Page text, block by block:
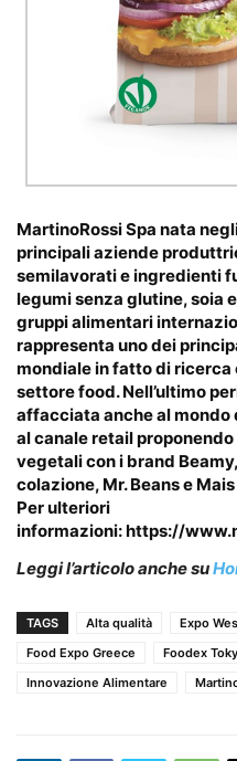
MartinoRossi Spa nata
principali aziende
semilavorati e ingredienti
legumi senza glutine, soia
gruppi alimentari
rappresenta uno dei
mondiale in fatto di ricerca
settore food. Nell’ultimo
affacciata anche al
al canale retail
vegetali con i brand
colazione, Mr. Beans e
Per ulteriori
informazioni:https://
Leggi l’articolo anche su
TAGS Alta qualità Expo
Food Expo Greece
Foodex
Innovazione Alimentare